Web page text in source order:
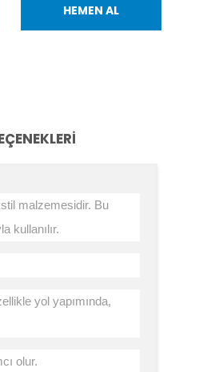
HEMEN AL
malzemesidir. Bu
kullanılır.
yol yapımında,
olur.